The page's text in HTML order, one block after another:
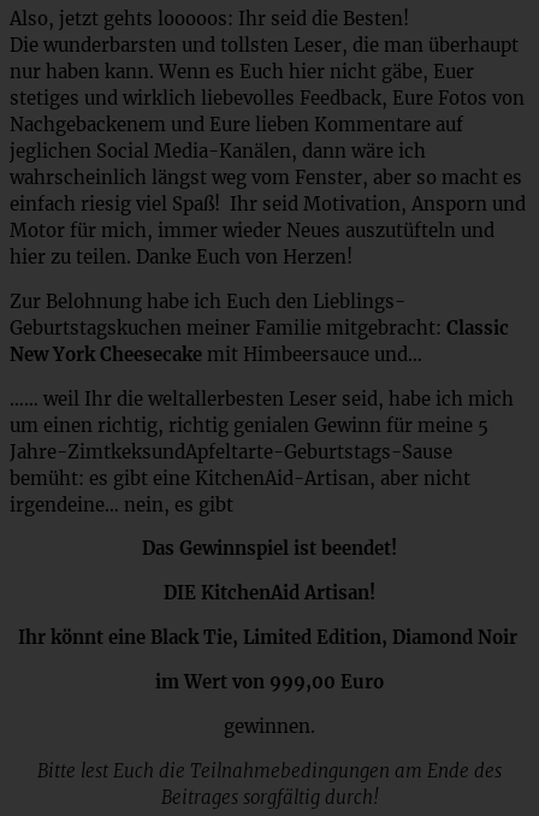
Also, jetzt gehts looooos: Ihr seid die Besten!
Die wunderbarsten und tollsten Leser, die man überhaupt
nur haben kann. Wenn es Euch hier nicht gäbe, Euer
stetiges und wirklich liebevolles Feedback, Eure Fotos von
Nachgebackenem und Eure lieben Kommentare auf
jeglichen Social Media-Kanälen, dann wäre ich
wahrscheinlich längst weg vom Fenster, aber so macht es
einfach riesig viel Spaß! Ihr seid Motivation, Ansporn und
Motor für mich, immer wieder Neues auszutüfteln und
hier zu teilen. Danke Euch von Herzen!
Zur Belohnung habe ich Euch den Lieblings-
Geburtstagskuchen meiner Familie mitgebracht: Classic
New York Cheesecake mit Himbeersauce und…
…… weil Ihr die weltallerbesten Leser seid, habe ich mich
um einen richtig, richtig genialen Gewinn für meine 5
Jahre-ZimtkeksundApfeltarte-Geburtstags-Sause
bemüht: es gibt eine KitchenAid-Artisan, aber nicht
irgendeine… nein, es gibt
Das Gewinnspiel ist beendet!
DIE KitchenAid Artisan!
Ihr könnt eine Black Tie, Limited Edition, Diamond Noir
im Wert von 999,00 Euro
gewinnen.
Bitte lest Euch die Teilnahmebedingungen am Ende des
Beitrages sorgfältig durch!